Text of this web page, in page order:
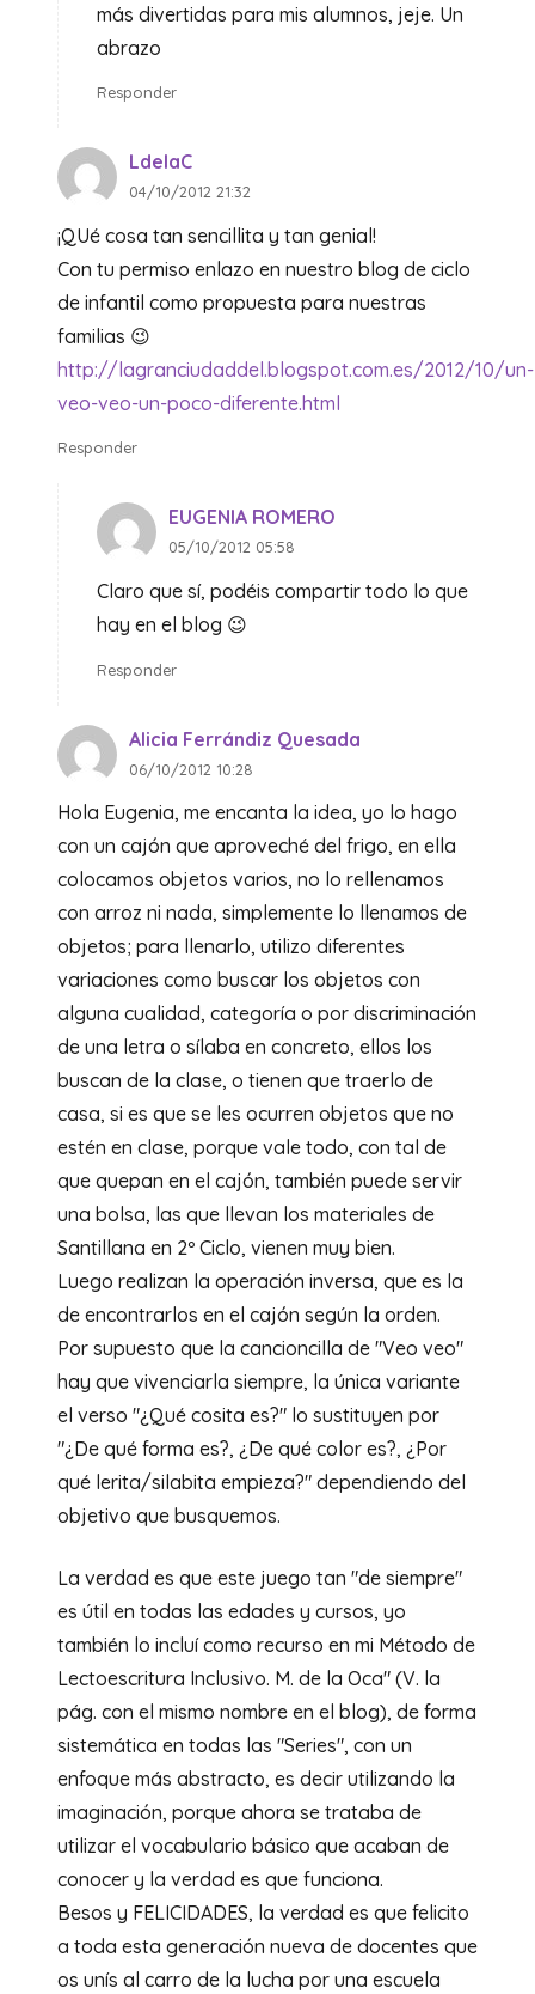
más divertidas para mis alumnos, jeje. Un
abrazo
Responder
LdelaC
04/10/2012 21:32
¡QUé cosa tan sencillita y tan genial!
Con tu permiso enlazo en nuestro blog de ciclo
de infantil como propuesta para nuestras
familias 😉
http://lagranciudaddel.blogspot.com.es/2012/10/un-
veo-veo-un-poco-diferente.html
Responder
EUGENIA ROMERO
05/10/2012 05:58
Claro que sí, podéis compartir todo lo que
hay en el blog 😉
Responder
Alicia Ferrándiz Quesada
06/10/2012 10:28
Hola Eugenia, me encanta la idea, yo lo hago
con un cajón que aproveché del frigo, en ella
colocamos objetos varios, no lo rellenamos
con arroz ni nada, simplemente lo llenamos de
objetos; para llenarlo, utilizo diferentes
variaciones como buscar los objetos con
alguna cualidad, categoría o por discriminación
de una letra o sílaba en concreto, ellos los
buscan de la clase, o tienen que traerlo de
casa, si es que se les ocurren objetos que no
estén en clase, porque vale todo, con tal de
que quepan en el cajón, también puede servir
una bolsa, las que llevan los materiales de
Santillana en 2º Ciclo, vienen muy bien.
Luego realizan la operación inversa, que es la
de encontrarlos en el cajón según la orden.
Por supuesto que la cancioncilla de "Veo veo"
hay que vivenciarla siempre, la única variante
el verso "¿Qué cosita es?" lo sustituyen por
"¿De qué forma es?, ¿De qué color es?, ¿Por
qué lerita/silabita empieza?" dependiendo del
objetivo que busquemos.
La verdad es que este juego tan "de siempre"
es útil en todas las edades y cursos, yo
también lo incluí como recurso en mi Método de
Lectoescritura Inclusivo. M. de la Oca" (V. la
pág. con el mismo nombre en el blog), de forma
sistemática en todas las "Series", con un
enfoque más abstracto, es decir utilizando la
imaginación, porque ahora se trataba de
utilizar el vocabulario básico que acaban de
conocer y la verdad es que funciona.
Besos y FELICIDADES, la verdad es que felicito
a toda esta generación nueva de docentes que
os unís al carro de la lucha por una escuela